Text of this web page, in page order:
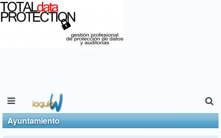
Ayuntamiento